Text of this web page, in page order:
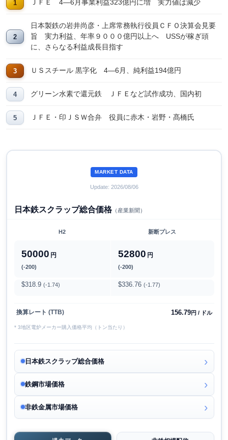
ＪＦＥ 4―6月事業利益323億円に増 実力値は減少
日本製鉄の岩井尚彦・上席常務執行役員ＣＦＯ決算会見要
旨 実力利益、年率９０００億円以上へ USSが稼ぎ頭
に、さらなる利益成長目指す
ＵＳスチール 黒字化 4―6月、純利益194億円
グリーン水素で還元鉄 ＪＦＥなど試作成功、国内初
ＪＦＥ・印ＪＳＷ合弁 役員に赤木・岩野・髙橋氏
MARKET DATA
Update: 2026/08/06
日本鉄スクラップ総合価格（産業新聞）
H2 新断プレス
50000 円
(-200)
52800 円
(-200)
$318.9 (-1.74) $336.76 (-1.77)
換算レート (TTB) 156.79円 / ドル
* 3地区電炉メーカー購入価格平均（トン当たり）
日本鉄スクラップ総合価格
鉄鋼市場価格
非鉄金属市場価格